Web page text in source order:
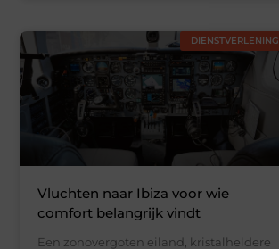
DIENSTVERLENING
Vluchten naar Ibiza voor wie
comfort belangrijk vindt
Een zonovergoten eiland, kristalheldere